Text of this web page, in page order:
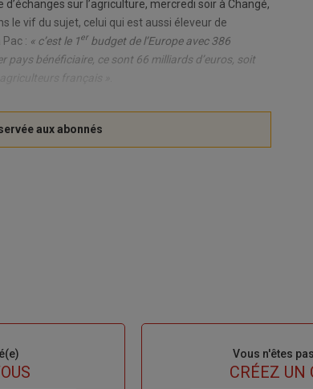
sur l’agriculture, mercredi soir à Changé,
le vif du sujet, celui qui est aussi éleveur de
: « c’est le 1erbudget de l’Europe avec 386
pays bénéficiaire, ce sont 66 milliards d’euros, soit
Vous n'êtes
TITRECRÉEZ UN